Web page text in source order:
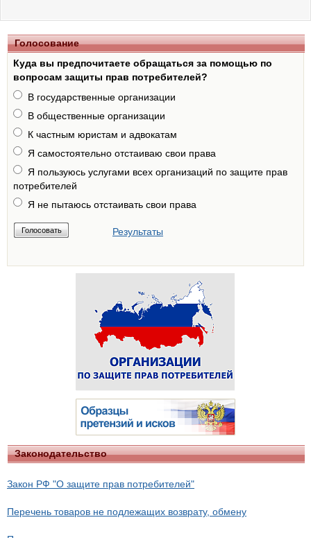
Голосование
Куда вы предпочитаете обращаться за помощью по
вопросам защиты прав потребителей?
В государственные организации
В общественные организации
К частным юристам и адвокатам
Я самостоятельно отстаиваю свои права
Я пользуюсь услугами всех организаций по защите прав
потребителей
Я не пытаюсь отстаивать свои права
Результаты
Законодательство
Закон РФ "О защите прав потребителей"
Перечень товаров не подлежащих возврату, обмену